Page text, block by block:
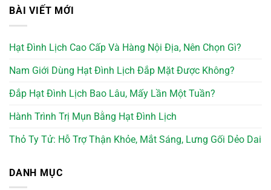
BÀI VIẾT MỚI
Hạt Đình Lịch Cao Cấp Và Hàng Nội Địa, Nên Chọn Gì?
Nam Giới Dùng Hạt Đình Lịch Đắp Mặt Được Không?
Đắp Hạt Đình Lịch Bao Lâu, Mấy Lần Một Tuần?
Hành Trình Trị Mụn Bằng Hạt Đình Lịch
Thỏ Ty Tử: Hỗ Trợ Thận Khỏe, Mắt Sáng, Lưng Gối Dẻo Dai
DANH MỤC